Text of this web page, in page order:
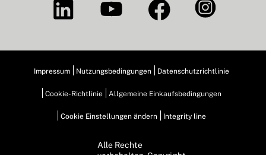
Impressum Nutzungsbedingungen Datenschutzrichtlinie
Cookie-Richtlinie Allgemeine Einkaufsbedingungen
Cookie Einstellungen ändern Integrity line
Alle Rechte